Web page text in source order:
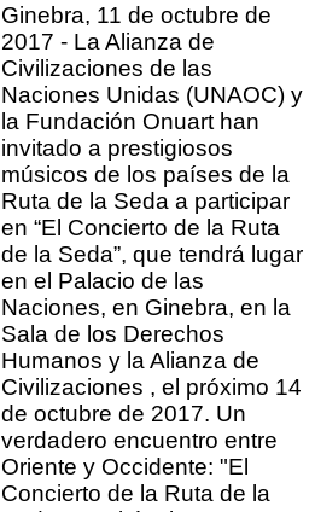
Ginebra, 11 de octubre de
2017 - La Alianza de
Civilizaciones de las
Naciones Unidas (UNAOC) y
la Fundación Onuart han
invitado a prestigiosos
músicos de los países de la
Ruta de la Seda a participar
en “El Concierto de la Ruta
de la Seda”, que tendrá lugar
en el Palacio de las
Naciones, en Ginebra, en la
Sala de los Derechos
Humanos y la Alianza de
Civilizaciones , el próximo 14
de octubre de 2017. Un
verdadero encuentro entre
Oriente y Occidente: "El
Concierto de la Ruta de la